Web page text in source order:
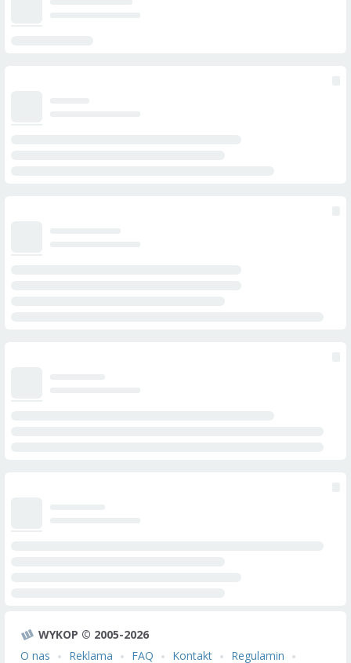
WYKOP © 2005-2026
O nas
Reklama FAQ Kontakt Regulamin